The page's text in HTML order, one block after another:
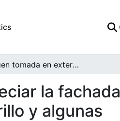
Imagen tomada en exterior, donde se puede apreciar la fachada trasera de una vivienda con muros de color amarillo y algunas cubiertas
la fachada
y algunas